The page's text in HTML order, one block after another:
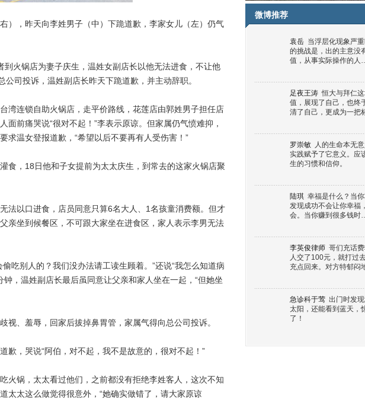
，昨天向李姓男子（中）下跪道歉，李家女儿（左）仍气
锅店为妻子庆生，温姓女副店长以他无法进食，不让他
公司投诉，温姓副店长昨天下跪道歉，并主动辞职。
连锁自助火锅店，走平价路线，花莲店由郭姓男子担任店
前痛哭说“很对不起！”李表示原谅。但家属仍气愤难抑，
求温女登报道歉，“希望以后不要再有人受伤害！”
，18日他和子女提前为太太庆生，到常去的这家火锅店聚
以口进食，店员同意只算6名大人、1名孩童消费额。但才
亲坐到候餐区，不可跟大家坐在进食区，家人表示李男无法
别人的？我们没办法请工读生顾着。”还说“我怎么知道病
，温姓副店长最后虽同意让父亲和家人坐在一起，“但她坐
羞辱，回家后拔掉鼻胃管，家属气得向总公司投诉。
，哭说“阿伯，对不起，我不是故意的，很对不起！”
锅，太太看过他们，之前都没有拒绝李姓客人，这次不知
太太这么做觉得很意外，“她确实做错了，请大家原谅
微博推荐
袁岳 当浮层化现象严
的挑战是，出的主意没
值，从事实际操作的人
足夜王涛 恒大与拜仁
值，展现了自己，也终
清了自己，更成为一把
罗崇敏 人的生命本无
实践赋予了它意义。应
生的习惯和信仰。
陆琪 幸福是什么？当你
发现成功不会让你幸福
会。当你赚到很多钱时
李英俊律师 哥们充话
人交了100元，就打过
充点回来。对方特郁闷
急诊科于莺 出门时发
太阳，还能看到蓝天，
了！